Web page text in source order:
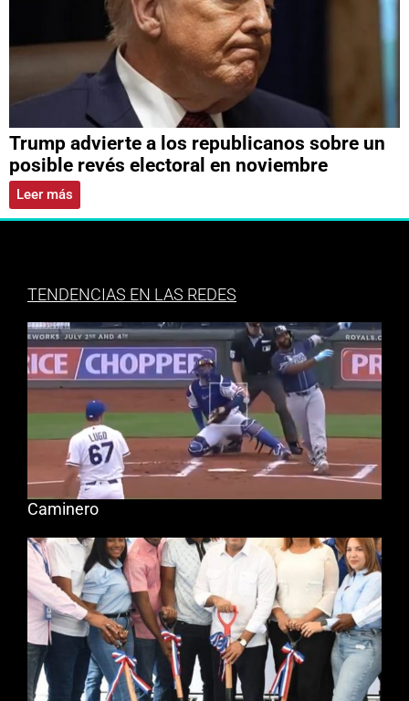
Trump advierte a los republicanos sobre un
posible revés electoral en noviembre
Leer más
TENDENCIAS EN LAS REDES
Caminero